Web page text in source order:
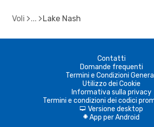
Voli Lake Nash
Contatti
Domande frequenti
Termini e Condizioni
Utilizzo dei Cookie
Informativa sulla privacy
Termini e condizioni dei codici
d Versione desktop
A App per Android